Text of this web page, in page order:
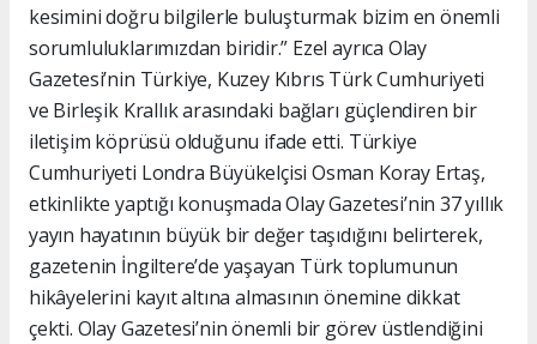
kesimini doğru bilgilerle buluşturmak bizim en önemli
sorumluluklarımızdan biridir.” Ezel ayrıca Olay
Gazetesi’nin Türkiye, Kuzey Kıbrıs Türk Cumhuriyeti
ve Birleşik Krallık arasındaki bağları güçlendiren bir
iletişim köprüsü olduğunu ifade etti. Türkiye
Cumhuriyeti Londra Büyükelçisi Osman Koray Ertaş,
etkinlikte yaptığı konuşmada Olay Gazetesi’nin 37 yıllık
yayın hayatının büyük bir değer taşıdığını belirterek,
gazetenin İngiltere’de yaşayan Türk toplumunun
hikâyelerini kayıt altına almasının önemine dikkat
çekti. Olay Gazetesi’nin önemli bir görev üstlendiğini